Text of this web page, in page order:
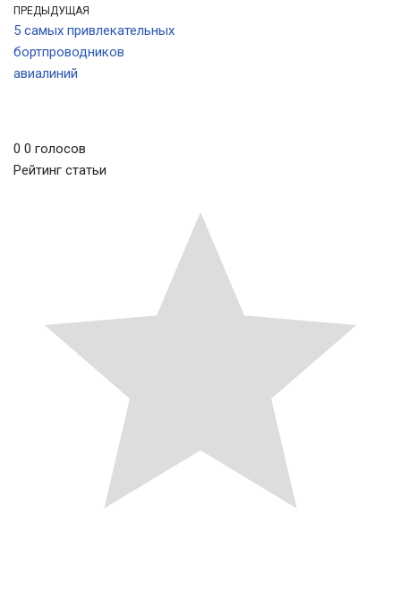
ПРЕДЫДУЩАЯ
5 самых привлекательных
бортпроводников
авиалиний
0 0 голосов
Рейтинг статьи